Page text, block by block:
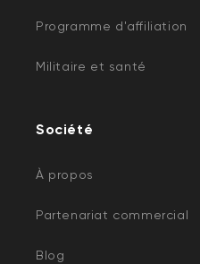
Programme d'affiliation
Militaire et santé
Société
À propos
Partenariat commercial
Blog